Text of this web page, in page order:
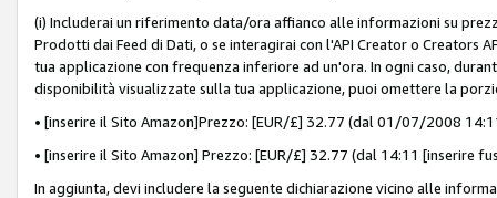
(i) Includerai un riferimento data/ora affianco alle informazioni su
Prodotti dai Feed di Dati, o se interagirai con l'API Creator o Creators
tua applicazione con frequenza inferiore ad un'ora. In ogni caso,
disponibilità visualizzate sulla tua applicazione, puoi omettere la
• [inserire il Sito Amazon]Prezzo: [EUR/£] 32.77 (dal 01/07/2008
• [inserire il Sito Amazon] Prezzo: [EUR/£] 32.77 (dal 14:11 [inserire
In aggiunta, devi includere la seguente dichiarazione vicino alle